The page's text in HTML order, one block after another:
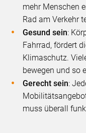
mehr Menschen
Rad am Verkehr
Gesund sein:
Fahrrad, fördert
Klimaschutz.
bewegen und so
Gerecht sein:
muss überall